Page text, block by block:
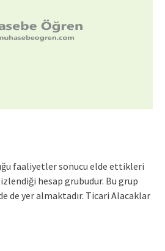
faaliyetler sonucu elde ettikleri
hesap grubudur. Bu grup
de yer almaktadır. Ticari Alacaklar